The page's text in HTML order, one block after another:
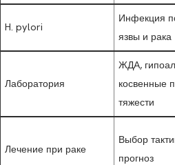
H. pylori
Инфекция
язвы и рака
Лаборатория
ЖДА,
косвенные
тяжести
Лечение при раке
Выбор
прогноз